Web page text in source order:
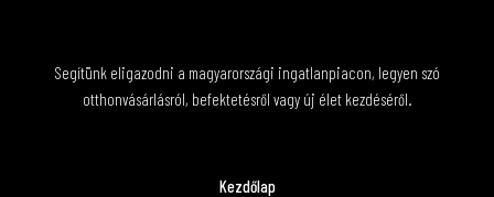
Segítünk eligazodni a magyarországi ingatlanpiacon, legyen szó
otthonvásárlásról, befektetésről vagy új élet kezdéséről.
Kezdőlap